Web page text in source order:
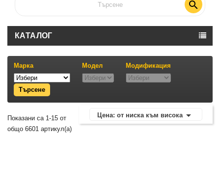

КАТАЛОГ
Марка Модел Модификация
Цена: от ниска към висока
Показани са 1-15 от
общо 6601 артикул(а)